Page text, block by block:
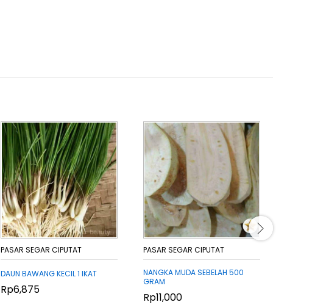
PASAR SEGAR CIPUTAT
DAUN BAWANG KECIL 1 IKAT
Rp6,875
Rp6,875
PASAR SEGAR CIPUTAT
NANGKA MUDA SEBELAH 500
GRAM
Rp11,000
Rp11,000